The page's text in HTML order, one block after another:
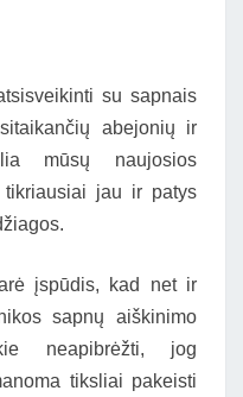
su sapnais
abejonių ir
mūsų naujosios
jau ir patys
įspūdis, kad net ir
sapnų aiškinimo
neapibrėžti, jog
tiksliai pakeisti